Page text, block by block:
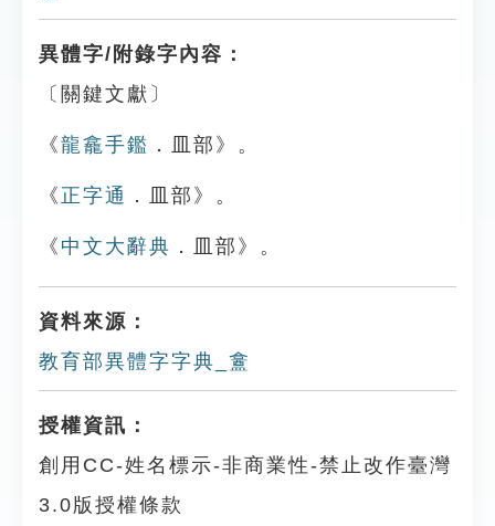
異體字/附錄字內容：
〔關鍵文獻〕
《龍龕手鑑 ．皿部》。
《 正字通 ．皿部》。
《 中文大辭典 ．皿部》。
資料來源：
教育部異體字字典_盫
授權資訊：
創用CC-姓名標示-非商業性-禁止改作臺灣
3.0版授權條款